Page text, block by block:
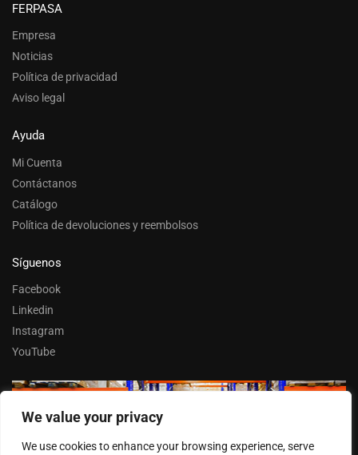
We value your privacy
We use cookies to enhance your browsing experience, serve
FERPASA
Empresa
Noticias
Política de privacidad
Aviso legal
Ayuda
Mi Cuenta
Contáctanos
Catálogo
Política de devoluciones y reembolsos
Síguenos
Facebook
Linkedin
Instagram
YouTube
Trabaja con nosotros